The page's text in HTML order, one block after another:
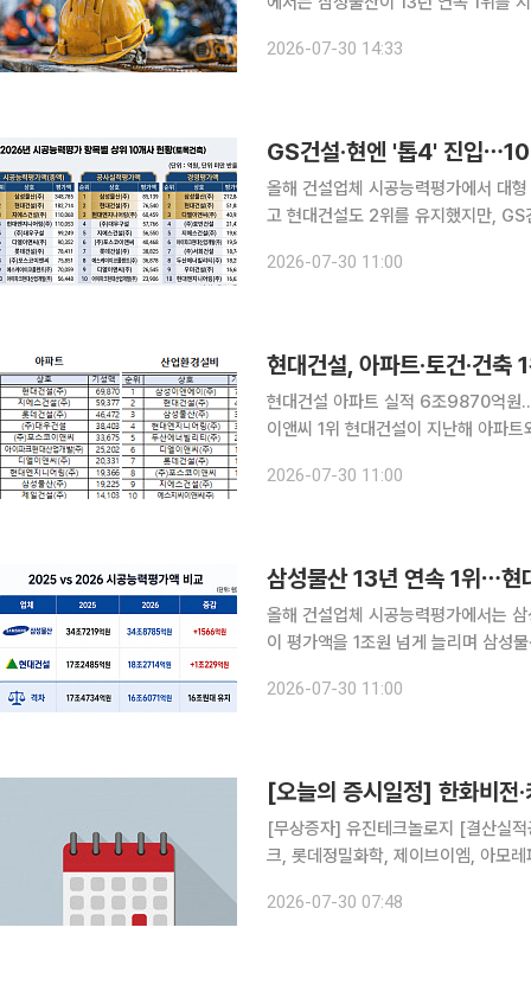
편됐다. 반면 대우건설과 DL이앤씨
2026-07-30 14:33
GS건설·현엔 '톱4' 진입
올해 건설업체 시공능력평가에서 대
고 현대건설도 2위를 유지했지만,
2026-07-30 11:00
현대건설 아파트 실적 6조9870억원
이앤씨 1위 현대건설이 지난해 아파트와 토목건축, 건축 공사에서 가장 많은 실적을 낸 것으로 집계
2026-07-30 11:00
삼성물산 13년 연속 1위⋯
올해 건설업체 시공능력평가에서는
이 평가액을 1조원 넘게 늘리며 삼성
물산의 시공능력평가액은 34조
2026-07-30 11:00
[오늘의 증시일정] 한화비전·
[무상증자] 유진테크놀로지 [결산실적공시 예정] 한화비전, 키움증권, DL이앤씨, 삼성전기, 케이뱅
크, 롯데정밀화학, 제이브이엠, 아모
과학, 제주반도체, 올릭스, 플랜티넷,
2026-07-30 07:48